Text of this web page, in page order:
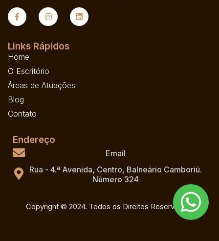
Links Rápidos
Home
O Escritório
Áreas de Atuações
Blog
Contato
Endereço
Email
Rua - 4.ª Avenida, Centro, Balneário Camboriú.
Número 324
Copyright © 2024. Todos os Direitos Reservados.